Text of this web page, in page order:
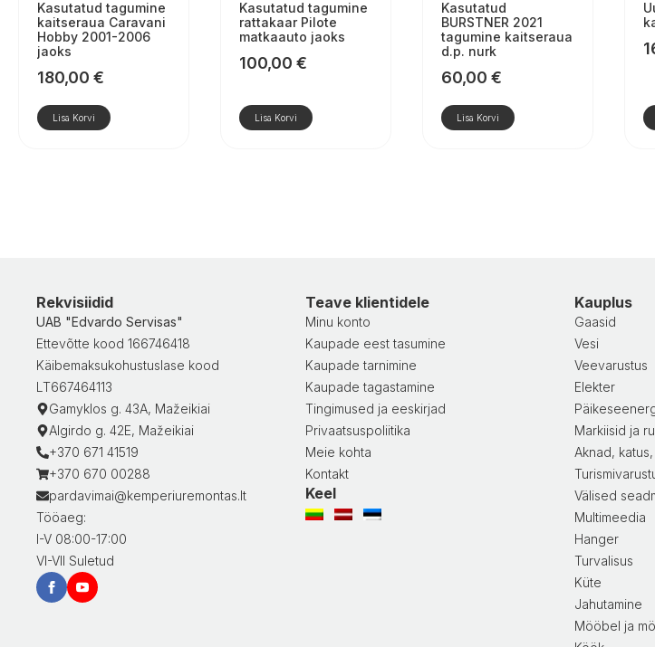
Kasutatud tagumine
kaitseraua Caravani
Hobby 2001-2006
jaoks
180,00 €
Lisa Korvi
Kasutatud tagumine
rattakaar Pilote
matkaauto jaoks
100,00 €
Lisa Korvi
Kasutatud
BURSTNER 2021
tagumine kaitseraua
d.p. nurk
60,00 €
Lisa Korvi
Rekvisiidid
UAB "Edvardo Servisas"
Ettevõtte kood 166746418
Käibemaksukohustuslase kood
LT667464113
Gamyklos g. 43A, Mažeikiai
Algirdo g. 42E, Mažeikiai
+370 671 41519
+370 670 00288
pardavimai@kemperiuremontas.lt
Tööaeg:
I-V 08:00-17:00
VI-VII Suletud
Teave klientidele
Minu konto
Kaupade eest tasumine
Kaupade tarnimine
Kaupade tagastamine
Tingimused ja eeskirjad
Privaatsuspoliitika
Meie kohta
Kontakt
Keel
Kauplus
Gaasid
Vesi
Veevarustus
Elekter
Markiisid ja
Aknad,
Välised
Multimeedia
Hanger
Turvalisus
Küte
Jahutamine
Mööbel ja